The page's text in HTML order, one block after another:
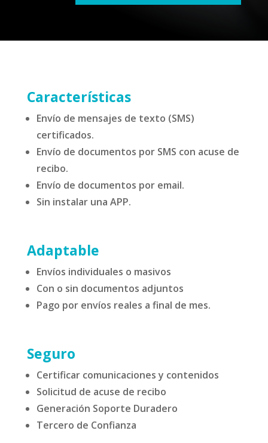
Características
Envío de mensajes de texto (SMS)
certificados.
Envío de documentos por SMS con acuse de
recibo.
Envío de documentos por email.
Sin instalar una APP.
Adaptable
Envíos individuales o masivos
Con o sin documentos adjuntos
Pago por envíos reales a final de mes.
Seguro
Certificar comunicaciones y contenidos
Solicitud de acuse de recibo
Generación Soporte Duradero
Tercero de Confianza